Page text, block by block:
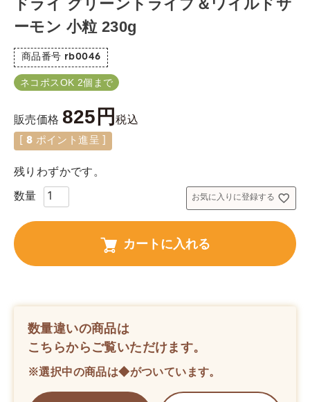
ドライ グリーントライプ＆ワイルドサ
ーモン 小粒 230g
商品番号 rb0046
ネコポスOK 2個まで
販売価格 825 税込
8 ポイント進呈 ]
残りわずかです。
お気に入りに登録する
カートに入れる
数量違いの商品は
こちらからご覧いただけます。
※選択中の商品は◆がついています。